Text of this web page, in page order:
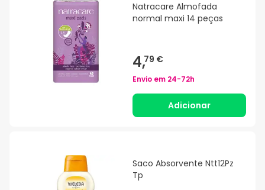
Natracare Almofada
normal maxi 14 peças
4,79 €
Envio em 24-72h
Adicionar
Saco Absorvente Ntt12Pz
Tp